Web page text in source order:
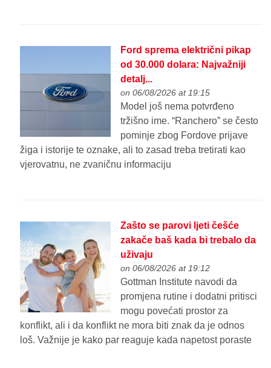
Ford sprema električni pikap
od 30.000 dolara: Najvažniji
detalj...
on 06/08/2026 at 19:15
Model još nema potvrđeno
tržišno ime. “Ranchero” se često
pominje zbog Fordove prijave
žiga i istorije te oznake, ali to zasad treba tretirati kao
vjerovatnu, ne zvaničnu informaciju
Zašto se parovi ljeti češće
zakače baš kada bi trebalo da
uživaju
on 06/08/2026 at 19:12
Gottman Institute navodi da
promjena rutine i dodatni pritisci
mogu povećati prostor za
konflikt, ali i da konflikt ne mora biti znak da je odnos
loš. Važnije je kako par reaguje kada napetost poraste